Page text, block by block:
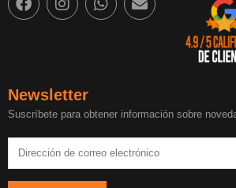
Newsletter
Suscríbete para obtener información sobre